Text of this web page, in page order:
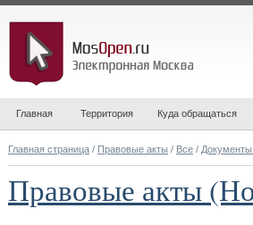
Главная Территория Куда обращаться
Главная страница / Правовые акты / Все /
Правовые акты